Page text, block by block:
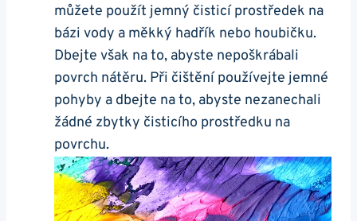
můžete použít jemný čisticí prostředek na
bázi vody a měkký hadřík nebo houbičku.
Dbejte však na to, abyste nepoškrábali
povrch nátěru. Při čištění používejte jemné
pohyby a dbejte na to, abyste nezanechali
žádné zbytky čisticího prostředku na
povrchu.